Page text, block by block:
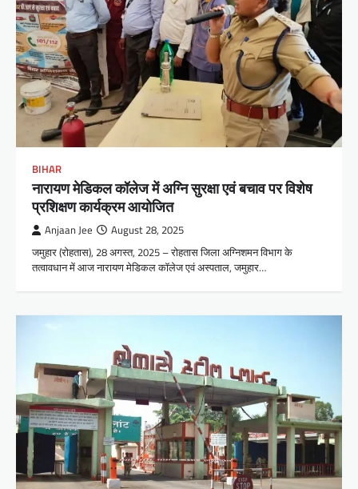
BIHAR
नारायण मेडिकल कॉलेज में अग्नि सुरक्षा एवं बचाव पर विशेष
प्रशिक्षण कार्यक्रम आयोजित
Anjaan Jee August 28, 2025
जमुहार (रोहतास), 28 अगस्त, 2025 – रोहतास जिला अग्निशमन विभाग के
तत्वावधान में आज नारायण मेडिकल कॉलेज एवं अस्पताल, जमुहार…